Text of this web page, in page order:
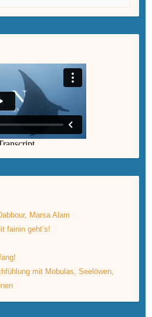
Marsa Alam
fainin geht’s!
mit Mobulas, Seelöwen,